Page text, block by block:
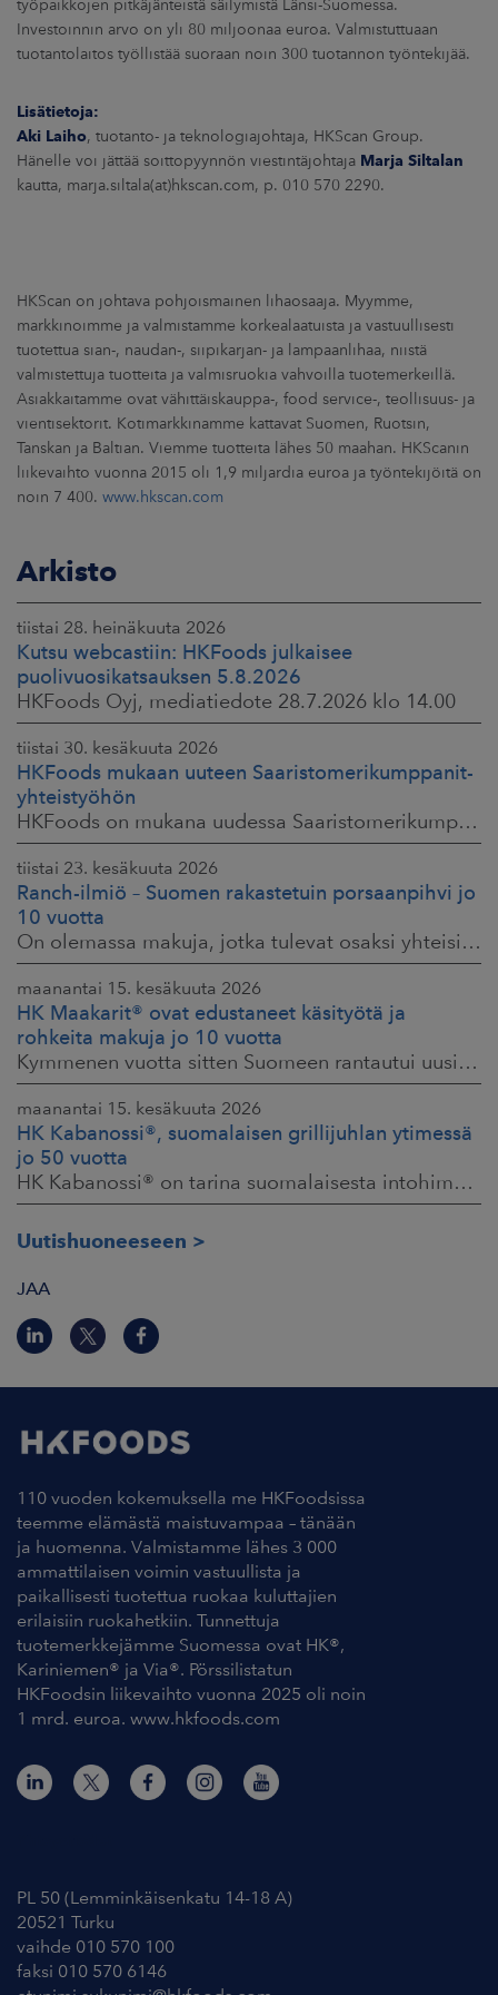
työpaikkojen pitkäjänteistä säilymistä Länsi-Suomessa.
Investoinnin arvo on yli 80 miljoonaa euroa. Valmistuttuaan
tuotantolaitos työllistää suoraan noin 300 tuotannon työntekijää.
Lisätietoja:
Aki Laiho, tuotanto- ja teknologiajohtaja, HKScan Group.
Hänelle voi jättää soittopyynnön viestintäjohtaja Marja Siltalan
kautta, marja.siltala(at)hkscan.com, p. 010 570 2290.
HKScan on johtava pohjoismainen lihaosaaja. Myymme,
markkinoimme ja valmistamme korkealaatuista ja vastuullisesti
tuotettua sian-, naudan-, siipikarjan- ja lampaanlihaa, niistä
valmistettuja tuotteita ja valmisruokia vahvoilla tuotemerkeillä.
Asiakkaitamme ovat vähittäiskauppa-, food service-, teollisuus- ja
vientisektorit. Kotimarkkinamme kattavat Suomen, Ruotsin,
Tanskan ja Baltian. Viemme tuotteita lähes 50 maahan. HKScanin
liikevaihto vuonna 2015 oli 1,9 miljardia euroa ja työntekijöitä on
noin 7 400. www.hkscan.com
Arkisto
tiistai 28. heinäkuuta 2026
Kutsu webcastiin: HKFoods julkaisee
puolivuosikatsauksen 5.8.2026
HKFoods Oyj, mediatiedote 28.7.2026 klo 14.00
tiistai 30. kesäkuuta 2026
HKFoods mukaan uuteen Saaristomerikumppanit-
yhteistyöhön
HKFoods on mukana uudessa Saaristomerikumppanit-hankkeessa, joka kokoaa yhteen elintarviketeollisuuden, kaupan, maataloustuottajat ja asiantuntijat. Tavoitteena
tiistai 23. kesäkuuta 2026
Ranch-ilmiö – Suomen rakastetuin porsaanpihvi jo
10 vuotta
On olemassa makuja, jotka tulevat osaksi yhteisiä ruokahetkiä ja -muistoja. HK® Viljaporsaan fileepihvi Ranch on juuri sellainen. Klassikko, joka on hallinnut
maanantai 15. kesäkuuta 2026
HK Maakarit® ovat edustaneet käsityötä ja
rohkeita makuja jo 10 vuotta
Kymmenen vuotta sitten Suomeen rantautui uusi ilmiö: artesaanihenkisyys. Pienpanimoiden ja käsityöläistuotteiden nostaessa päätään HKFoodsilla tunnistettiin,
maanantai 15. kesäkuuta 2026
HK Kabanossi®, suomalaisen grillijuhlan ytimessä
jo 50 vuotta
HK Kabanossi® on tarina suomalaisesta intohimosta, innovaatiosta ja yhteisistä hetkistä grillin äärellä. Se on legenda, joka ei alkanut suurista strategioista,
Uutishuoneeseen
JAA
110 vuoden kokemuksella me HKFoodsissa
teemme elämästä maistuvampaa – tänään
ja huomenna. Valmistamme lähes 3 000
ammattilaisen voimin vastuullista ja
paikallisesti tuotettua ruokaa kuluttajien
erilaisiin ruokahetkiin. Tunnettuja
tuotemerkkejämme Suomessa ovat HK®,
Kariniemen® ja Via®. Pörssilistatun
HKFoodsin liikevaihto vuonna 2025 oli noin
1 mrd. euroa. www.hkfoods.com
PL 50 (Lemminkäisenkatu 14-18 A)
20521 Turku
vaihde 010 570 100
faksi 010 570 6146